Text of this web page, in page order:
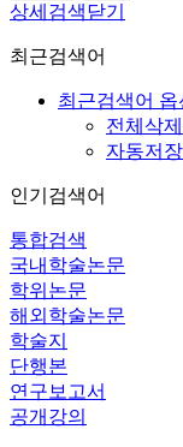
상세검색닫기
최근검색어
최근검색어 옵
전체삭제
자동저장
인기검색어
통합검색
국내학술논문
학위논문
해외학술논문
학술지
단행본
연구보고서
공개강의